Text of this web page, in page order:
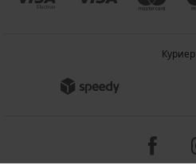
Куриер